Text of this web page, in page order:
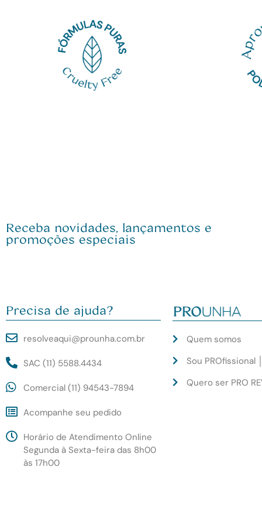
Receba novidades, lançamentos e
promoções especiais
Precisa de ajuda?
resolveaqui@prounha.com.br
SAC (11) 5588.4434
Comercial (11) 94543-7894
Acompanhe seu pedido
Horário de Atendimento Online
Segunda à Sexta-feira das 8h00
às 17h00
Quem somos
Sou PROfissional
Quero ser PRO